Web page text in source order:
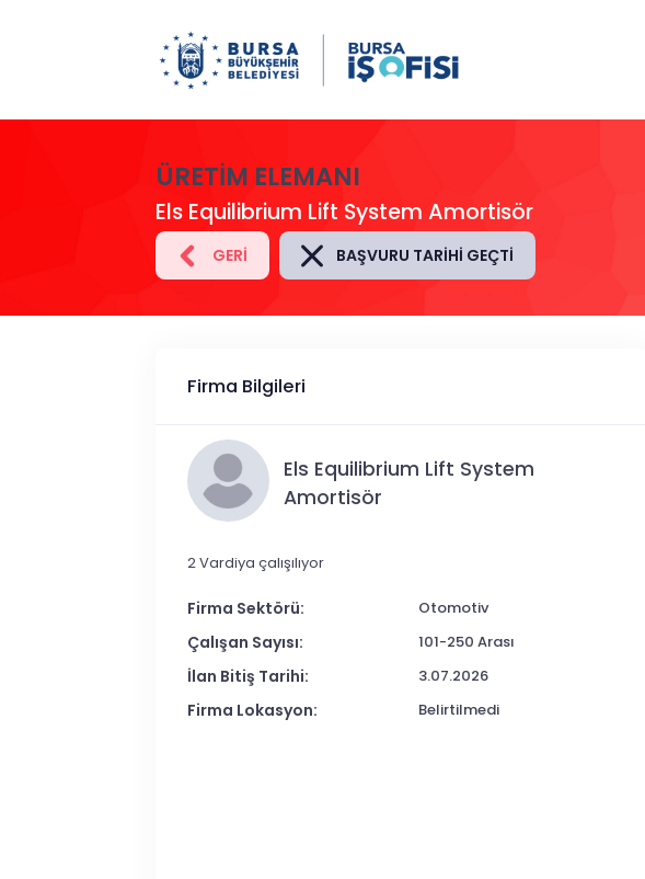
ÜRETİM ELEMANI
Els Equilibrium Lift System Amortisör
GERI BAŞVURU TARIHI GEÇTI
Firma Bilgileri
Els Equilibrium Lift System
Amortisör
2 Vardiya çalışılıyor
Firma Sektörü: Otomotiv
Çalışan Sayısı: 101-250 Arası
İlan Bitiş Tarihi: 3.07.2026
Firma Lokasyon: Belirtilmedi